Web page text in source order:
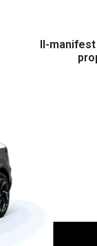
Il-